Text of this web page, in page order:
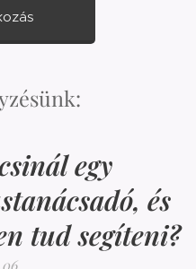
egy
és
tud segíteni?